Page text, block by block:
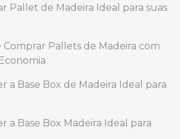
Pallet de Madeira Ideal para suas
Comprar Pallets de Madeira com
a Base Box de Madeira Ideal para
a Base Box Madeira Ideal para